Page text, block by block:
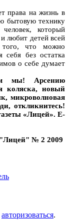
права на жизнь в
бытовую технику
который
любит детей всей
того, что можно
себя без остатка
о себе думает
мы! Арсению
коляска, новый
микроволновая
откликнитесь!
«Лицей». E-
"Лицей" № 2 2009
авторизоваться.